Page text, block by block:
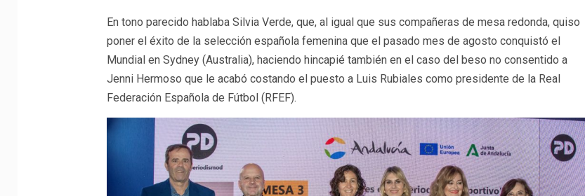
En tono parecido hablaba Silvia Verde, que, al igual que sus compañeras de mesa redonda, quiso
poner el éxito de la selección española femenina que el pasado mes de agosto conquistó el
Mundial en Sydney (Australia), haciendo hincapié también en el caso del beso no consentido a
Jenni Hermoso que le acabó costando el puesto a Luis Rubiales como presidente de la Real
Federación Española de Fútbol (RFEF).